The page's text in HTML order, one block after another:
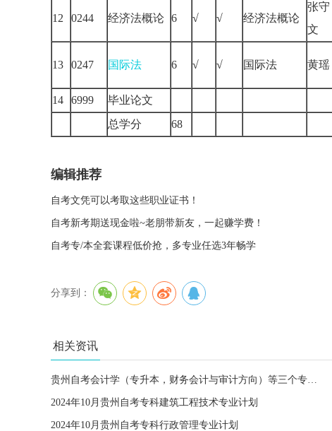
12 0244 经济法概论 6 √ √ 经济法概论
张守
文
13 0247 国际法 6 √ √ 国际法 黄瑶
14
6999
毕业论文
总学分
68
编辑推荐
自考文凭可以考取这些职业证书！
自考新考期送现金啦~老朋带新友，一起赚学费！
自考专/本全套课程低价抢，多专业任选3年畅学
分享到：
相关资讯
贵州自考会计学（专升本，财务会计与审计方向）等三个专业课程考试安排
2024年10月贵州自考专科建筑工程技术专业计划
2024年10月贵州自考专科行政管理专业计划